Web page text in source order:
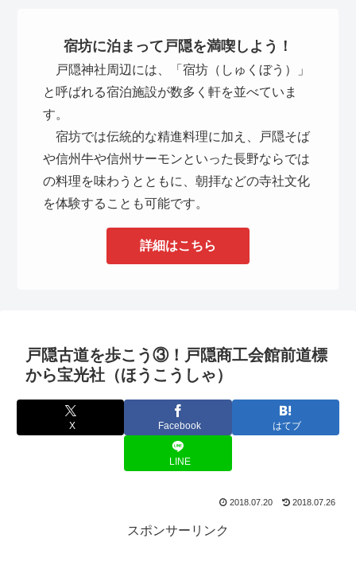
宿坊に泊まって戸隠を満喫しよう！
戸隠神社周辺には、「宿坊（しゅくぼう）」
と呼ばれる宿泊施設が数多く軒を並べていま
す。
宿坊では伝統的な精進料理に加え、戸隠そば
や信州牛や信州サーモンといった長野ならでは
の料理を味わうとともに、朝拝などの寺社文化
を体験することも可能です。
詳細はこちら
戸隠古道を歩こう③！戸隠商工会館前道標
から宝光社（ほうこうしゃ）
X Facebook はてブ
LINE
2018.07.20 2018.07.26
スポンサーリンク